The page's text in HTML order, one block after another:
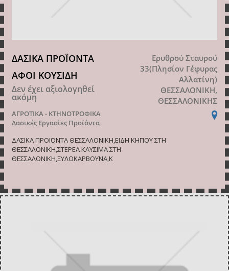
ΔΑΣΙΚΑ ΠΡΟΪΟΝΤΑ
ΑΦΟΙ ΚΟΥΣΙΔΗ
Δεν έχει αξιολογηθεί
ακόμη
ΑΓΡΟΤΙΚΑ - ΚΤΗΝΟΤΡΟΦΙΚΑ
Δασικές Εργασίες Προϊόντα
Ερυθρού Σταυρού
33(Πλησίον Γέφυρας
Αλλατίνη)
ΘΕΣΣΑΛΟΝΙΚΗ,
ΘΕΣΣΑΛΟΝΙΚΗΣ
ΔΑΣΙΚΑ ΠΡΟΪΟΝΤΑ ΘΕΣΣΑΛΟΝΙΚΗ,ΕΙΔΗ ΚΗΠΟΥ ΣΤΗ
ΘΕΣΣΑΛΟΝΙΚΗ,ΣΤΕΡΕΑ ΚΑΥΣΙΜΑ ΣΤΗ
ΘΕΣΣΑΛΟΝΙΚΗ,ΞΥΛΟΚΑΡΒΟΥΝΑ,Κ